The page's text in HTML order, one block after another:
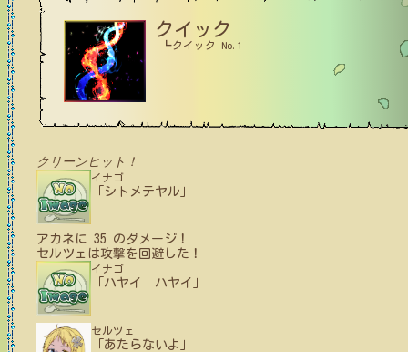
クイック
┗クイック No.1
クリーンヒット！
イナゴ
「シトメテヤル」
アカネ に 35 のダメージ！
セルツェ は攻撃を回避した！
イナゴ
「ハヤイ ハヤイ」
セルツェ
「あたらないよ」